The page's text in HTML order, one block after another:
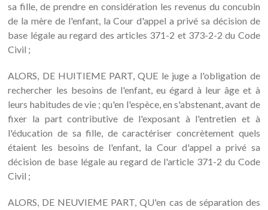
sa fille, de prendre en considération les revenus du concubin
de la mère de l'enfant, la Cour d'appel a privé sa décision de
base légale au regard des articles 371-2 et 373-2-2 du Code
Civil ;
ALORS, DE HUITIEME PART, QUE le juge a l'obligation de
rechercher les besoins de l'enfant, eu égard à leur âge et à
leurs habitudes de vie ; qu'en l'espèce, en s'abstenant, avant de
fixer la part contributive de l'exposant à l'entretien et à
l'éducation de sa fille, de caractériser concrètement quels
étaient les besoins de l'enfant, la Cour d'appel a privé sa
décision de base légale au regard de l'article 371-2 du Code
Civil ;
ALORS, DE NEUVIEME PART, QU'en cas de séparation des